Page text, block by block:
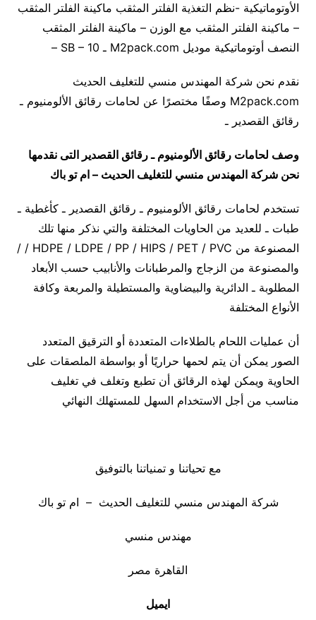
الأوتوماتيكية -نظم التغذية الفلتر المثقب ماكينة الفلتر المثقب
– ماكينة الفلتر المثقب مع الوزن – ماكينة الفلتر المثقب
النصف أوتوماتيكية موديل M2pack.com ـ SB – 10 –
نقدم نحن شركة المهندس منسي للتغليف الحديث
M2pack.com وصفًا مختصرًا عن لحامات رقائق الألومنيوم ـ
رقائق القصدير ـ
وصف لحامات رقائق الألومنيوم ـ رقائق القصدير التى نقدمها
نحن شركة المهندس منسي للتغليف الحديث – ام تو باك
تستخدم لحامات رقائق الألومنيوم ـ رقائق القصدير ـ كأغطية ـ
طبات ـ للعديد من الحاويات المختلفة والتي نذكر منها تلك
المصنوعة من HDPE / LDPE / PP / HIPS / PET / PVC / /
والمصنوعة من الزجاج والمرطبانات والأنابيب حسب الأبعاد
المطلوبة ـ الدائرية والبيضاوية والمستطيلة والمربعة وكافة
الأنواع المختلفة
أن عمليات اللحام بالطلاءات المتعددة أو الترقيق المتعدد
الصور يمكن أن يتم لحمها حراريًا أو بواسطة الملصقات على
الحاوية ويمكن لهذه الرقائق أن تطبع وتغلف في تغليف
مناسب من أجل الاستخدام السهل للمستهلك النهائي
مع تحياتنا و تمنياتنا بالتوفيق
شركة المهندس منسي للتغليف الحديث – ام تو باك
مهندس منسي
القاهرة مصر
ايميل